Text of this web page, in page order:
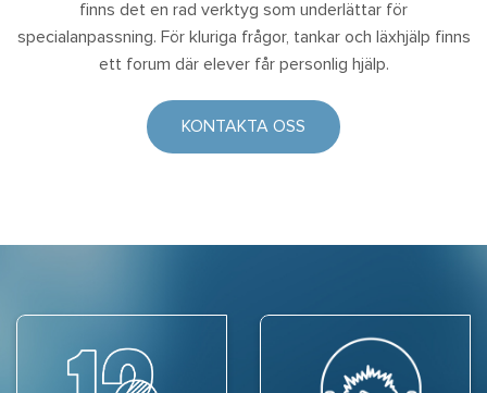
finns det en rad verktyg som underlättar för
specialanpassning. För kluriga frågor, tankar och läxhjälp finns
ett forum där elever får personlig hjälp.
KONTAKTA OSS